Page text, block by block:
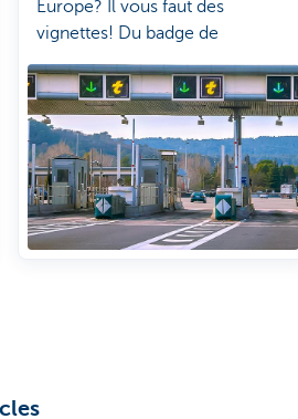
Europe? Il vous faut des
vignettes! Du badge de
télépéage à la vignette
environnementale (LEZ) en
passant par les vignettes
routières pour les autoroutes,
une seule adresse: CBC Mobile.